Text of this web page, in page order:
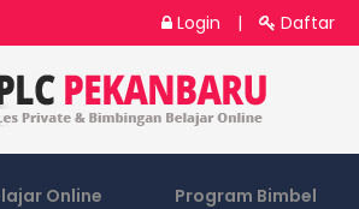
Login | Daftar
Online Program Bimbel